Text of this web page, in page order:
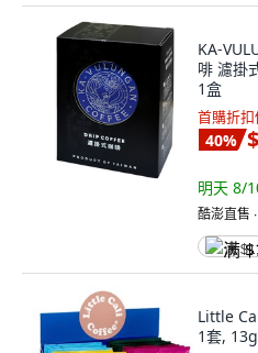
KA-
啡 濾掛
1盒
首購折扣
40%
明天 8/
酷澎直售
满
Little
1套,